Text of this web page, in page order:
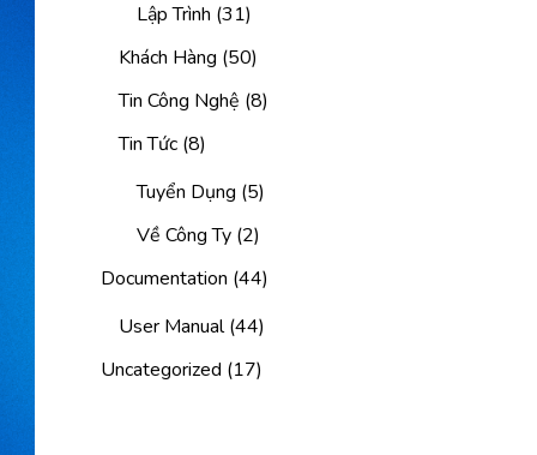
Lập Trình (31)
Khách Hàng (50)
Tin Công Nghệ (8)
Tin Tức(8)
Tuyển Dụng (5)
Về Công Ty(2)
Documentation (44)
User Manual(44)
Uncategorized (17)